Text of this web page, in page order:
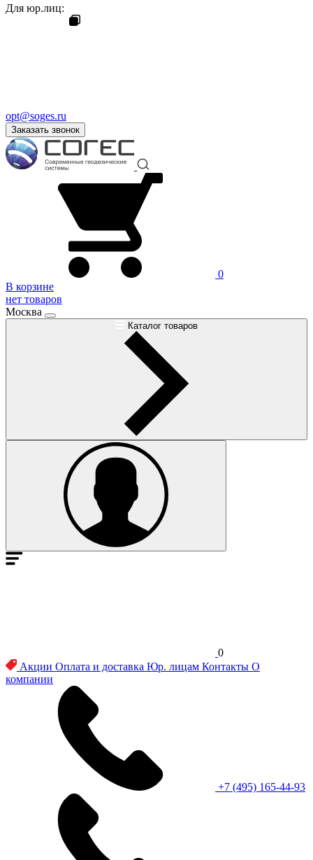
Для юр.лиц:
opt@soges.ru
Заказать звонок
0
В корзине
нет товаров
Москва
Каталог товаров
0
Акции Оплата и доставка Юр. лицам Контакты О
компании
+7 (495) 165-44-93